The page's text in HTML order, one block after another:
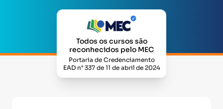
Todos os cursos são
reconhecidos pelo MEC
Portaria de Credenciamento
EAD n° 337 de 11 de abril de 2024